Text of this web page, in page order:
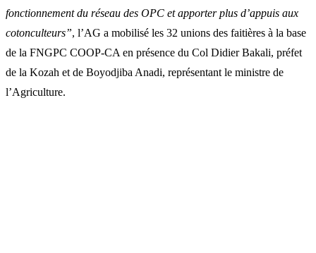
fonctionnement du réseau des OPC et apporter plus d’appuis aux
cotonculteurs”, l’AG a mobilisé les 32 unions des faitières à la base
de la FNGPC COOP-CA en présence du Col Didier Bakali, préfet
de la Kozah et de Boyodjiba Anadi, représentant le ministre de
l’Agriculture.